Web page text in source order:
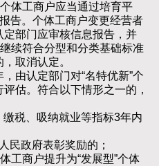
体工商户应当通过培育平
告。个体工商户变更经营者
部门应审核信息报告，并
续符合分型和分类基础标准
取消认定。
认定部门对“名特优新”个
估。符合以下情形之一的，
税、吸纳就业等指标3年内
政府表彰奖励的；
商户提升为“发展型”个体